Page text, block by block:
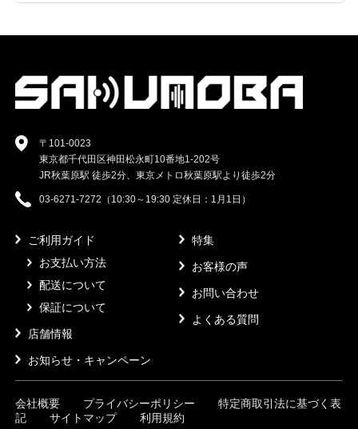
〒101-0023
東京都千代田区神田松永町10番地1-202号
JR秋葉原駅 徒歩2分、東京メトロ秋葉原駅より徒歩2分
03-6271-7272（10:30～19:30 定休日：1月1日）
ご利用ガイド
お支払い方法
配送について
保証について
店舗情報
お知らせ・キャンペーン
特集
お客様の声
お問い合わせ
よくある質問
会社概要 プライバシーポリシー
特定商取引法に基づく表
記
サイトマップ 利用規約